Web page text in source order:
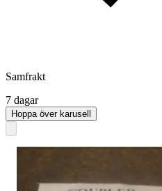
Samfrakt
7 dagar
Hoppa över karusell